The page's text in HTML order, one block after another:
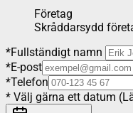
Företag
Skråddarsydd
*Fullständigt namn
*E-post
*Telefon
* Välj gärna ett datum